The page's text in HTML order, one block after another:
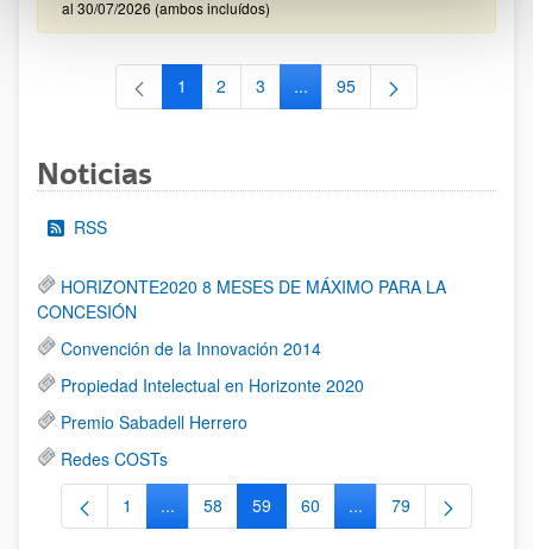
al 30/07/2026 (ambos incluídos)
Página
1 Página
2 Página
3 ...Páginas intermedias Use TAB
Página
95
Noticias
RSS
HORIZONTE2020 8 MESES DE MÁXIMO PARA LA
CONCESIÓN
Convención de la Innovación 2014
Propiedad Intelectual en Horizonte 2020
Premio Sabadell Herrero
Redes COSTs
Página
1 ...Páginas intermedias Use TAB para desplazarse.
Página
58 Página
59 Página
60 ...Páginas intermedias
Página
79